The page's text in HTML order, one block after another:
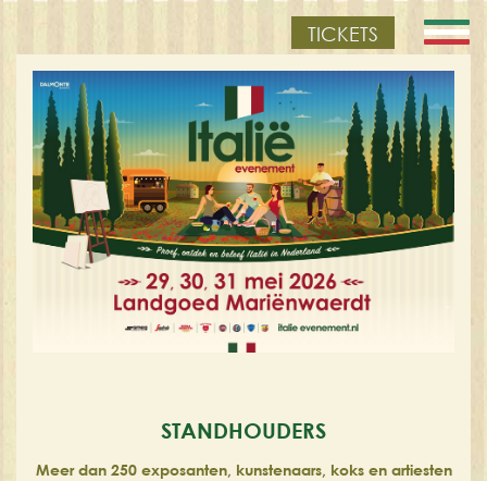
TICKETS
STANDHOUDERS
Meer dan 250 exposanten, kunstenaars, koks en artiesten